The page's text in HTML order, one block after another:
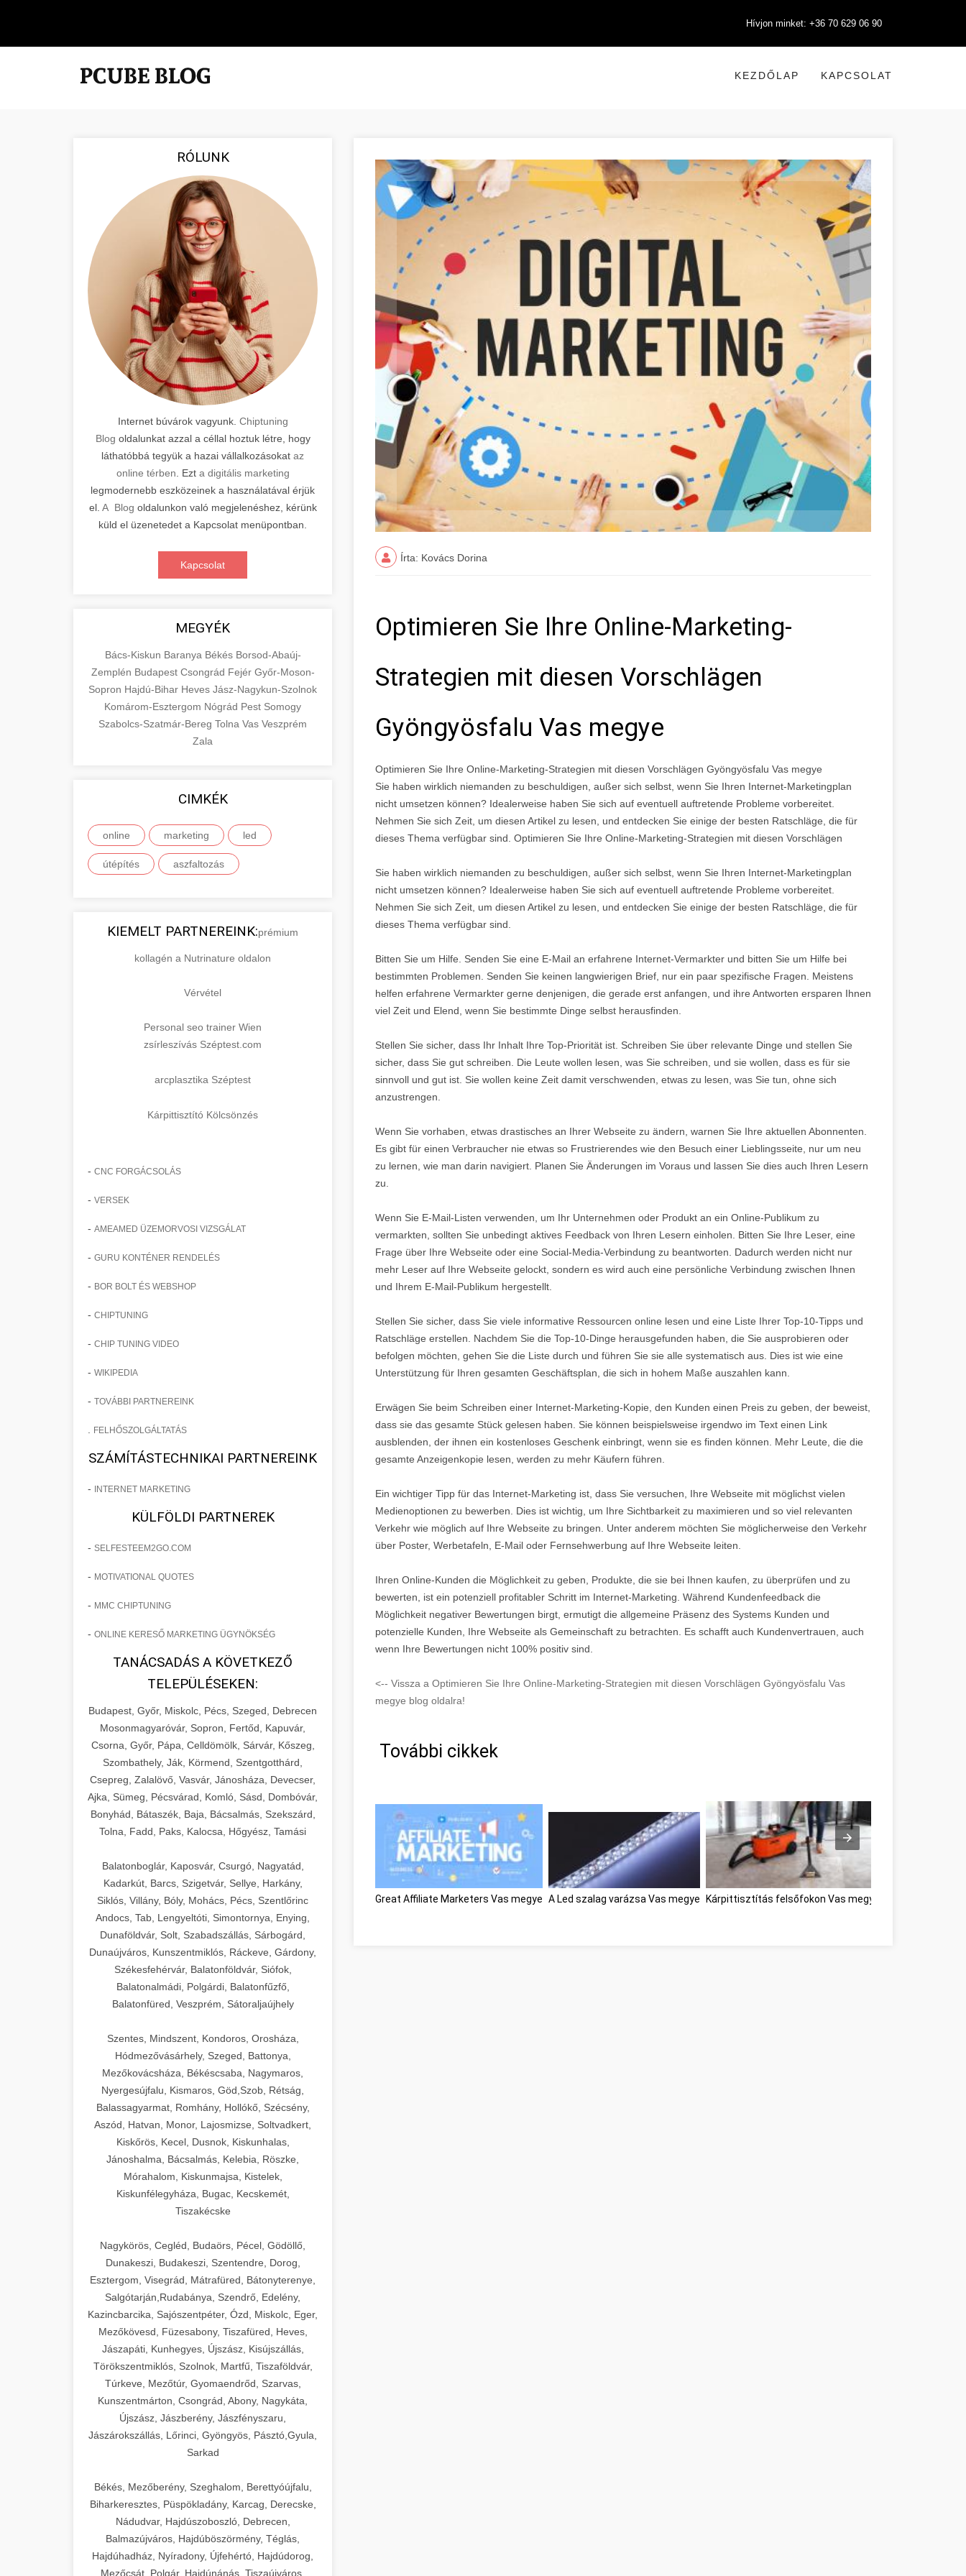
Hívjon minket: +36 70 629 06 90
KEZDŐLAP KAPCSOLAT
RÓLUNK
Internet búvárok vagyunk. Chiptuning
Blog oldalunkat azzal a céllal hoztuk létre, hogy
láthatóbbá tegyük a hazai vállalkozásokat az
online térben . Ezt a digitális marketing
legmodernebb eszközeinek a használatával érjük
el. A Blog oldalunkon való megjelenéshez, kérünk
küld el üzenetedet a Kapcsolat menüpontban.
Kapcsolat
MEGYÉK
Bács-Kiskun Baranya Békés Borsod-Abaúj-
Zemplén Budapest Csongrád Fejér Győr-Moson-
Sopron Hajdú-Bihar Heves Jász-Nagykun-Szolnok
Komárom-Esztergom Nógrád Pest Somogy
Szabolcs-Szatmár-Bereg Tolna Vas Veszprém
Zala
CIMKÉK
online marketing led
útépítés aszfaltozás
KIEMELT PARTNEREINK:prémium
kollagén a Nutrinature oldalon
Vérvétel
Personal seo trainer Wien
zsírleszívás Széptest.com
arcplasztika Széptest
Kárpittisztító Kölcsönzés
- CNC FORGÁCSOLÁS
- VERSEK
- AMEAMED ÜZEMORVOSI VIZSGÁLAT
- GURU KONTÉNER RENDELÉS
- BOR BOLT ÉS WEBSHOP
- CHIPTUNING
- CHIP TUNING VIDEO
- WIKIPEDIA
- TOVÁBBI PARTNEREINK
FELHŐSZOLGÁLTATÁS
SZÁMÍTÁSTECHNIKAI PARTNEREINK
- INTERNET MARKETING
KÜLFÖLDI PARTNEREK
- SELFESTEEM2GO.COM
- MOTIVATIONAL QUOTES
- MMC CHIPTUNING
- ONLINE KERESŐ MARKETING ÜGYNÖKSÉG
TANÁCSADÁS A KÖVETKEZŐ
TELEPÜLÉSEKEN:
Budapest, Győr, Miskolc, Pécs, Szeged, Debrecen
Mosonmagyaróvár, Sopron, Fertőd, Kapuvár,
Csorna, Győr, Pápa, Celldömölk, Sárvár, Kőszeg,
Szombathely, Ják, Körmend, Szentgotthárd,
Csepreg, Zalalövő, Vasvár, Jánosháza, Devecser,
Ajka, Sümeg, Pécsvárad, Komló, Sásd, Dombóvár,
Bonyhád, Bátaszék, Baja, Bácsalmás, Szekszárd,
Tolna, Fadd, Paks, Kalocsa, Hőgyész, Tamási
Balatonboglár, Kaposvár, Csurgó, Nagyatád,
Kadarkút, Barcs, Szigetvár, Sellye, Harkány,
Siklós, Villány, Bóly, Mohács, Pécs, Szentlőrinc
Andocs, Tab, Lengyeltóti, Simontornya, Enying,
Dunaföldvár, Solt, Szabadszállás, Sárbogárd,
Dunaújváros, Kunszentmiklós, Ráckeve, Gárdony,
Székesfehérvár, Balatonföldvár, Siófok,
Balatonalmádi, Polgárdi, Balatonfűzfő,
Balatonfüred, Veszprém, Sátoraljaújhely
Szentes, Mindszent, Kondoros, Orosháza,
Hódmezővásárhely, Szeged, Battonya,
Mezőkovácsháza, Békéscsaba, Nagymaros,
Nyergesújfalu, Kismaros, Göd,Szob, Rétság,
Balassagyarmat, Romhány, Hollókő, Szécsény,
Aszód, Hatvan, Monor, Lajosmizse, Soltvadkert,
Kiskőrös, Kecel, Dusnok, Kiskunhalas,
Jánoshalma, Bácsalmás, Kelebia, Röszke,
Mórahalom, Kiskunmajsa, Kistelek,
Kiskunfélegyháza, Bugac, Kecskemét,
Tiszakécske
Nagykörös, Cegléd, Budaörs, Pécel, Gödöllő,
Dunakeszi, Budakeszi, Szentendre, Dorog,
Esztergom, Visegrád, Mátrafüred, Bátonyterenye,
Salgótarján,Rudabánya, Szendrő, Edelény,
Kazincbarcika, Sajószentpéter, Ózd, Miskolc, Eger,
Mezőkövesd, Füzesabony, Tiszafüred, Heves,
Jászapáti, Kunhegyes, Újszász, Kisújszállás,
Törökszentmiklós, Szolnok, Martfű, Tiszaföldvár,
Túrkeve, Mezőtúr, Gyomaendrőd, Szarvas,
Kunszentmárton, Csongrád, Abony, Nagykáta,
Újszász, Jászberény, Jászfényszaru,
Jászárokszállás, Lőrinci, Gyöngyös, Pásztó,Gyula,
Sarkad
Békés, Mezőberény, Szeghalom, Berettyóújfalu,
Biharkeresztes, Püspökladány, Karcag, Derecske,
Nádudvar, Hajdúszoboszló, Debrecen,
Balmazújváros, Hajdúböszörmény, Téglás,
Hajdúhadház, Nyíradony, Újfehértó, Hajdúdorog,
Mezőcsát, Polgár, Hajdúnánás, Tiszaújváros,
Írta: Kovács Dorina
Optimieren Sie Ihre Online-Marketing-
Strategien mit diesen Vorschlägen
Gyöngyösfalu Vas megye
Optimieren Sie Ihre Online-Marketing-Strategien mit diesen Vorschlägen Gyöngyösfalu Vas megye
Sie haben wirklich niemanden zu beschuldigen, außer sich selbst, wenn Sie Ihren Internet-Marketingplan
nicht umsetzen können? Idealerweise haben Sie sich auf eventuell auftretende Probleme vorbereitet.
Nehmen Sie sich Zeit, um diesen Artikel zu lesen, und entdecken Sie einige der besten Ratschläge, die für
dieses Thema verfügbar sind. Optimieren Sie Ihre Online-Marketing-Strategien mit diesen Vorschlägen
Sie haben wirklich niemanden zu beschuldigen, außer sich selbst, wenn Sie Ihren Internet-Marketingplan
nicht umsetzen können? Idealerweise haben Sie sich auf eventuell auftretende Probleme vorbereitet.
Nehmen Sie sich Zeit, um diesen Artikel zu lesen, und entdecken Sie einige der besten Ratschläge, die für
dieses Thema verfügbar sind.
Bitten Sie um Hilfe. Senden Sie eine E-Mail an erfahrene Internet-Vermarkter und bitten Sie um Hilfe bei
bestimmten Problemen. Senden Sie keinen langwierigen Brief, nur ein paar spezifische Fragen. Meistens
helfen erfahrene Vermarkter gerne denjenigen, die gerade erst anfangen, und ihre Antworten ersparen Ihnen
viel Zeit und Elend, wenn Sie bestimmte Dinge selbst herausfinden.
Stellen Sie sicher, dass Ihr Inhalt Ihre Top-Priorität ist. Schreiben Sie über relevante Dinge und stellen Sie
sicher, dass Sie gut schreiben. Die Leute wollen lesen, was Sie schreiben, und sie wollen, dass es für sie
sinnvoll und gut ist. Sie wollen keine Zeit damit verschwenden, etwas zu lesen, was Sie tun, ohne sich
anzustrengen.
Wenn Sie vorhaben, etwas drastisches an Ihrer Webseite zu ändern, warnen Sie Ihre aktuellen Abonnenten.
Es gibt für einen Verbraucher nie etwas so Frustrierendes wie den Besuch einer Lieblingsseite, nur um neu
zu lernen, wie man darin navigiert. Planen Sie Änderungen im Voraus und lassen Sie dies auch Ihren Lesern
zu.
Wenn Sie E-Mail-Listen verwenden, um Ihr Unternehmen oder Produkt an ein Online-Publikum zu
vermarkten, sollten Sie unbedingt aktives Feedback von Ihren Lesern einholen. Bitten Sie Ihre Leser, eine
Frage über Ihre Webseite oder eine Social-Media-Verbindung zu beantworten. Dadurch werden nicht nur
mehr Leser auf Ihre Webseite gelockt, sondern es wird auch eine persönliche Verbindung zwischen Ihnen
und Ihrem E-Mail-Publikum hergestellt.
Stellen Sie sicher, dass Sie viele informative Ressourcen online lesen und eine Liste Ihrer Top-10-Tipps und
Ratschläge erstellen. Nachdem Sie die Top-10-Dinge herausgefunden haben, die Sie ausprobieren oder
befolgen möchten, gehen Sie die Liste durch und führen Sie sie alle systematisch aus. Dies ist wie eine
Unterstützung für Ihren gesamten Geschäftsplan, die sich in hohem Maße auszahlen kann.
Erwägen Sie beim Schreiben einer Internet-Marketing-Kopie, den Kunden einen Preis zu geben, der beweist,
dass sie das gesamte Stück gelesen haben. Sie können beispielsweise irgendwo im Text einen Link
ausblenden, der ihnen ein kostenloses Geschenk einbringt, wenn sie es finden können. Mehr Leute, die die
gesamte Anzeigenkopie lesen, werden zu mehr Käufern führen.
Ein wichtiger Tipp für das Internet-Marketing ist, dass Sie versuchen, Ihre Webseite mit möglichst vielen
Medienoptionen zu bewerben. Dies ist wichtig, um Ihre Sichtbarkeit zu maximieren und so viel relevanten
Verkehr wie möglich auf Ihre Webseite zu bringen. Unter anderem möchten Sie möglicherweise den Verkehr
über Poster, Werbetafeln, E-Mail oder Fernsehwerbung auf Ihre Webseite leiten.
Ihren Online-Kunden die Möglichkeit zu geben, Produkte, die sie bei Ihnen kaufen, zu überprüfen und zu
bewerten, ist ein potenziell profitabler Schritt im Internet-Marketing. Während Kundenfeedback die
Möglichkeit negativer Bewertungen birgt, ermutigt die allgemeine Präsenz des Systems Kunden und
potenzielle Kunden, Ihre Webseite als Gemeinschaft zu betrachten. Es schafft auch Kundenvertrauen, auch
wenn Ihre Bewertungen nicht 100% positiv sind.
<-- Vissza a Optimieren Sie Ihre Online-Marketing-Strategien mit diesen Vorschlägen Gyöngyösfalu Vas
megye blog oldalra!
További cikkek
Great Affiliate Marketers Vas megye A Led szalag varázsa Vas megye Kárpittisztítás felsőfokon Vas megye